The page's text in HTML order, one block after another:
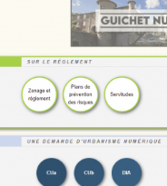
Vabre